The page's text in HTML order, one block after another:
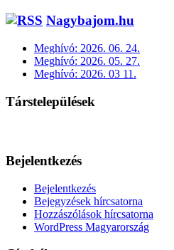
Nagybajom.hu
Meghívó: 2026. 06. 24.
Meghívó: 2026. 05. 27.
Meghívó: 2026. 03 11.
Társtelepülések
Bejelentkezés
Bejelentkezés
Bejegyzések hírcsatorna
Hozzászólások hírcsatorna
WordPress Magyarország